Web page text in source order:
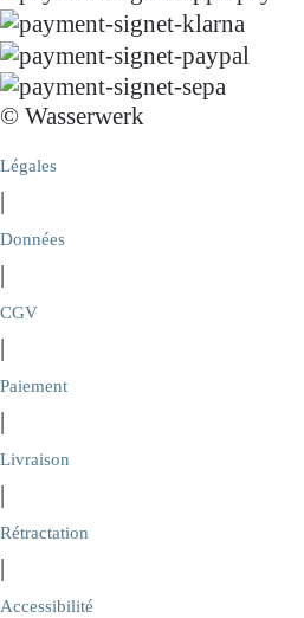
© Wasserwerk
Légales
|
Données
|
CGV
|
Paiement
|
Livraison
|
Rétractation
|
Accessibilité